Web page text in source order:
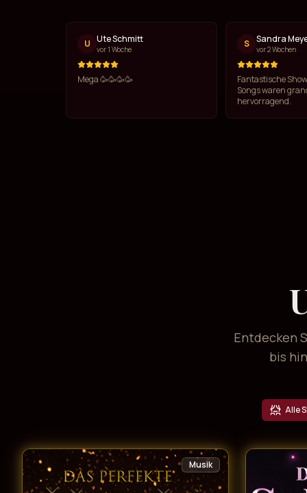
U Ute Schmitt
vor 1 Woche
Mega 🥳🥳🥳🥳
S Sandra
vor 2 Wochen
Fantastische
Songs waren
hervorragend.
Entdecken
bis
Alle
Musik